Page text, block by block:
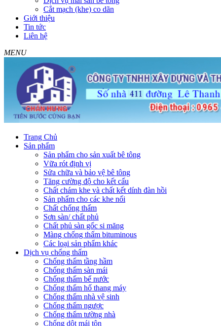
Cắt mạch (khe) co dãn
Giới thiệu
Tin tức
Liên hệ
MENU
Trang Chủ
Sản phẩm
Sản phẩm cho sản xuất bê tông
Vữa rót định vị
Sửa chữa và bảo vệ bê tông
Tăng cường độ cho kết cấu
Chất chám khe và chất kết dính đàn hồi
Sản phẩm cho các khe nối
Chất chống thấm
Sơn sàn/ chất phủ
Chất phủ sàn gốc si măng
Màng chống thấm bituminous
Các loại sản phẩm khác
Dịch vụ chống thấm
Chống thấm tầng hầm
Chống thấm sàn mái
Chống thấm bể nước
Chống thấm hố thang máy
Chống thấm nhà vệ sinh
Chống thấm ngược
Chống thấm tường nhà
Chống dột mái tôn